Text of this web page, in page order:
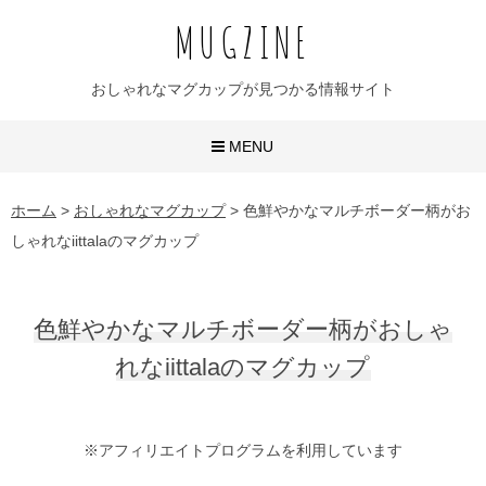
MUGZINE
おしゃれなマグカップが見つかる情報サイト
MENU
おしゃれなマグカップ
かわいいマグカップ
名入れマグカップ
ホーム > おしゃれなマグカップ> 色鮮やかなマルチボーダー柄がお
しゃれなiittalaのマグカップ
色鮮やかなマルチボーダー柄がおしゃ
れなiittalaのマグカップ
※アフィリエイトプログラムを利用しています